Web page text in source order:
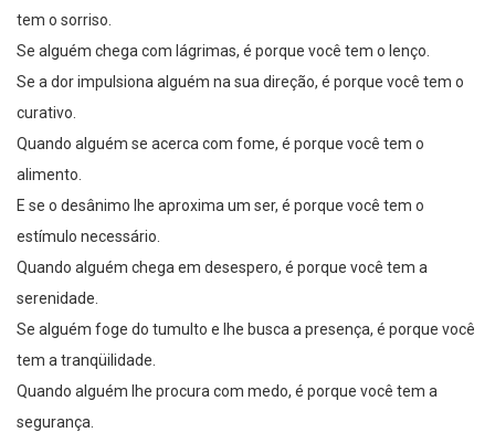
tem o sorriso.
Se alguém chega com lágrimas, é porque você tem o lenço.
Se a dor impulsiona alguém na sua direção, é porque você tem o
curativo.
Quando alguém se acerca com fome, é porque você tem o
alimento.
E se o desânimo lhe aproxima um ser, é porque você tem o
estímulo necessário.
Quando alguém chega em desespero, é porque você tem a
serenidade.
Se alguém foge do tumulto e lhe busca a presença, é porque você
tem a tranqüilidade.
Quando alguém lhe procura com medo, é porque você tem a
segurança.